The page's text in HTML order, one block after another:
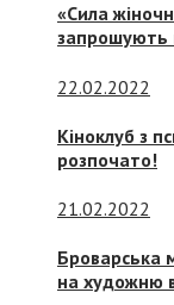
«Сила
запрошують
22.02.2022
Кіноклуб з
розпочато!
21.02.2022
Броварська
на художню